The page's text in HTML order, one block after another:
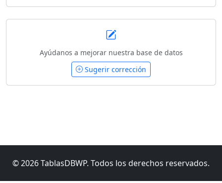
Ayúdanos a mejorar nuestra base de datos
Sugerir corrección
© 2026 TablasDBWP. Todos los derechos reservados.